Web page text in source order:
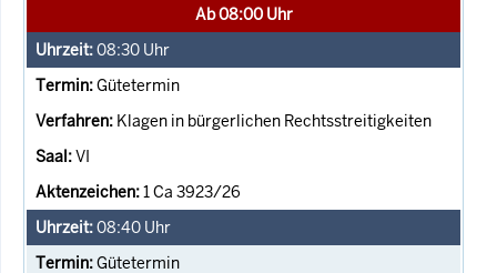
Ab 08:00 Uhr
08:30 Uhr
Gütetermin
Klagen in bürgerlichen Rechtsstreitigkeiten
VI
1 Ca 3923/26
08:40 Uhr
Gütetermin